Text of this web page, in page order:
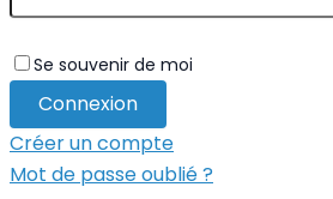
Se souvenir de moi
Connexion
Créer un compte
Mot de passe oublié ?